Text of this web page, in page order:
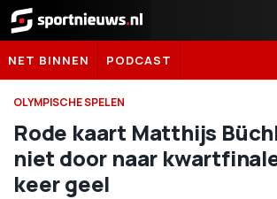
Sportnieuws.nl
NET BINNEN PODCAST
OLYMPISCHE SPELEN
Rode kaart Matthijs
niet door naar
keer geel